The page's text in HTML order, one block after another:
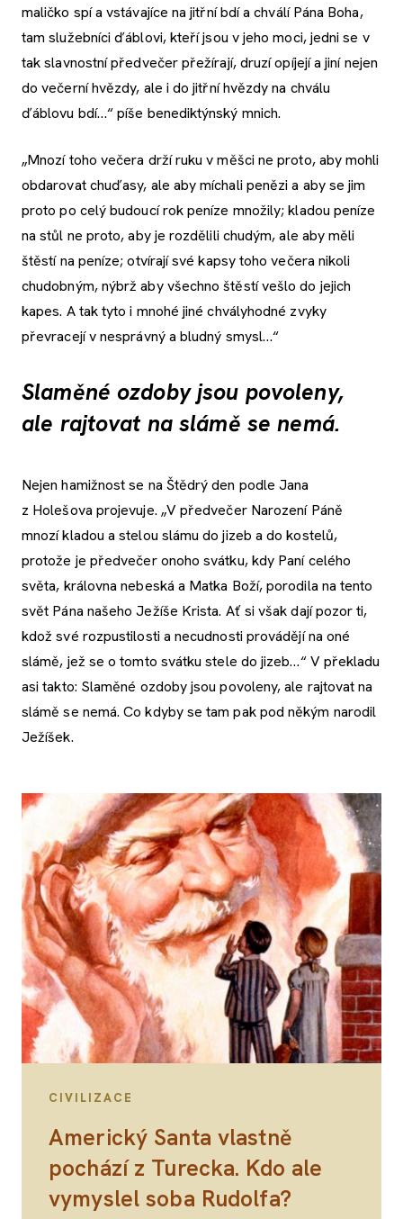
maličko spí a vstávajíce na jitřní bdí a chválí Pána Boha,
tam služebníci ďáblovi, kteří jsou v jeho moci, jedni se v
tak slavnostní předvečer přežírají, druzí opíjejí a jiní nejen
do večerní hvězdy, ale i do jitřní hvězdy na chválu
ďáblovu bdí…“ píše benediktýnský mnich.
„Mnozí toho večera drží ruku v měšci ne proto, aby mohli
obdarovat chuďasy, ale aby míchali penězi a aby se jim
proto po celý budoucí rok peníze množily; kladou peníze
na stůl ne proto, aby je rozdělili chudým, ale aby měli
štěstí na peníze; otvírají své kapsy toho večera nikoli
chudobným, nýbrž aby všechno štěstí vešlo do jejich
kapes. A tak tyto i mnohé jiné chvályhodné zvyky
převracejí v nesprávný a bludný smysl…“
Slaměné ozdoby jsou povoleny,
ale rajtovat na slámě se nemá.
Nejen hamižnost se na Štědrý den podle Jana
z Holešova projevuje. „V předvečer Narození Páně
mnozí kladou a stelou slámu do jizeb a do kostelů,
protože je předvečer onoho svátku, kdy Paní celého
světa, královna nebeská a Matka Boží, porodila na tento
svět Pána našeho Ježíše Krista. Ať si však dají pozor ti,
kdož své rozpustilosti a necudnosti provádějí na oné
slámě, jež se o tomto svátku stele do jizeb…“ V překladu
asi takto: Slaměné ozdoby jsou povoleny, ale rajtovat na
slámě se nemá. Co kdyby se tam pak pod někým narodil
Ježíšek.
CIVILIZACE
Americký Santa vlastně
pochází z Turecka. Kdo ale
vymyslel soba Rudolfa?